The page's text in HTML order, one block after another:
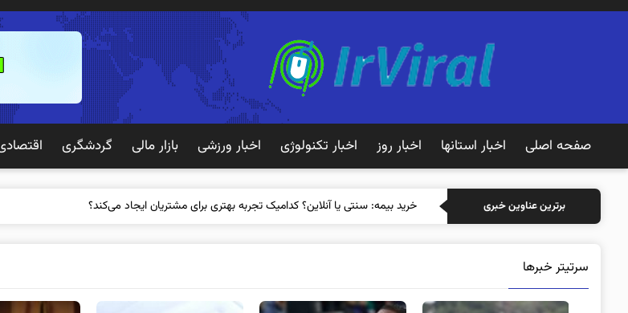
صفحه اصلی اخبار استانها اخبار روز اخبار تکنولوژی اخبار ورزشی بازار مالی گردشگری
برترین عناوین خبری خرید بیمه
سرتیتر خبرها